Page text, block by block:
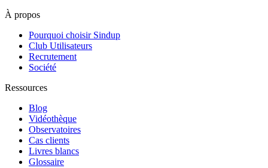
À propos
Pourquoi choisir Sindup
Club Utilisateurs
Recrutement
Société
Ressources
Blog
Vidéothèque
Observatoires
Cas clients
Livres blancs
Glossaire